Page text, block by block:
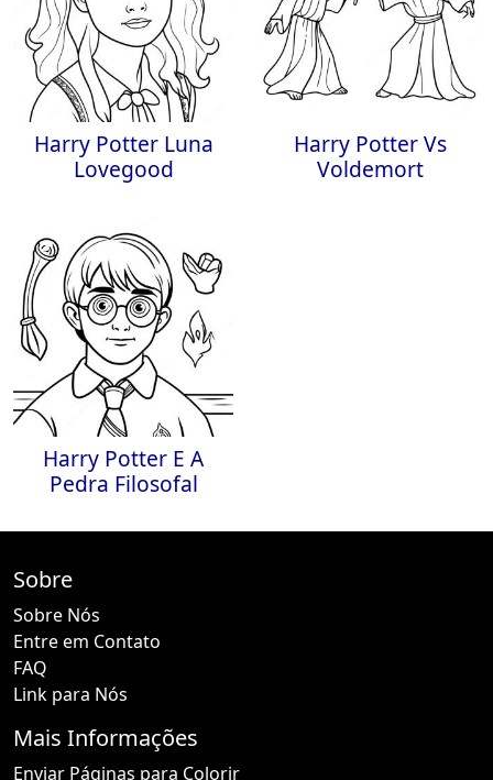
Harry Potter Luna
Lovegood
Harry Potter Vs
Voldemort
Harry Potter E A
Pedra Filosofal
Sobre
Sobre Nós
Entre em Contato
FAQ
Link para Nós
Mais Informações
Enviar Páginas para Colorir